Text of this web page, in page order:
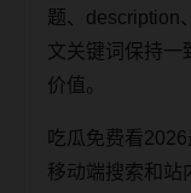
题、description
文关键词保持一
价值。
吃瓜免费看
移动端搜索和站